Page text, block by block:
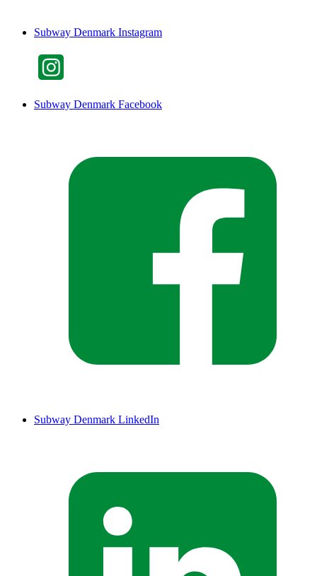
Subway Denmark Instagram
Subway Denmark Facebook
Subway Denmark LinkedIn